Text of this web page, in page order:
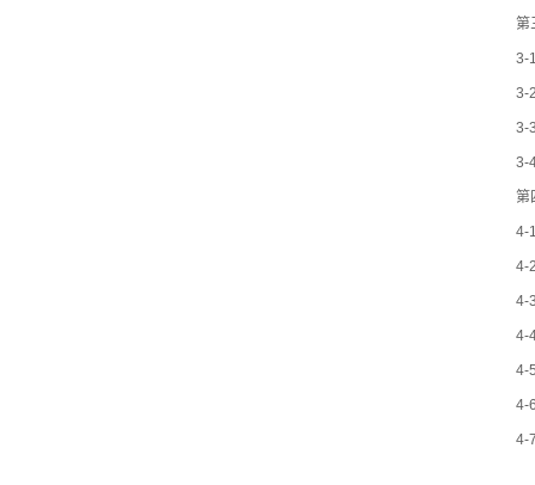
第
3-
3-
3-
3-
第
4-
4-
4-
4-
4-
4-
4-